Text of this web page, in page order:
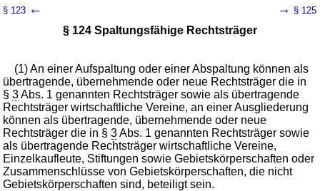
Artikel 17G. v. 23.10.2024BGBl. 2024 I Nr. 323
wird in 242 Vorschriften zitiert
Drittes Buch Spaltung
Erster Teil Allgemeine Vorschriften
Erster Abschnitt Möglichkeit der Spaltung
§ 123 ← → § 125
§ 124 Spaltungsfähige Rechtsträger
(1) An einer Aufspaltung oder einer Abspaltung können als
übertragende, übernehmende oder neue Rechtsträger die in
§3Abs. 1 genannten Rechtsträger sowie als übertragende
Rechtsträger wirtschaftliche Vereine, an einer Ausgliederung
können als übertragende, übernehmende oder neue
Rechtsträger die in §3Abs. 1 genannten Rechtsträger sowie
als übertragende Rechtsträger wirtschaftliche Vereine,
Einzelkaufleute, Stiftungen sowie Gebietskörperschaften oder
Zusammenschlüsse von Gebietskörperschaften, die nicht
Gebietskörperschaften sind, beteiligt sein.